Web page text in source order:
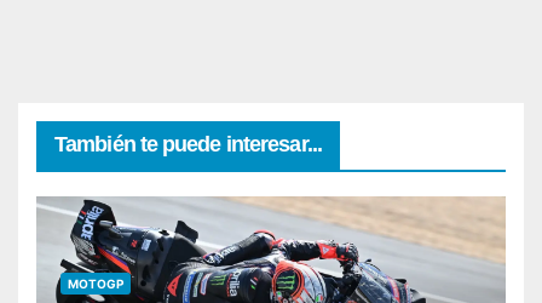
También te puede interesar...
MOTOGP